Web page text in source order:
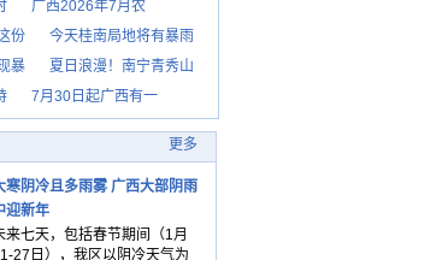
广西2026年7月农
份
今天桂南局地将有暴雨
暴
夏日浪漫！南宁青秀山
7月30日起广西有一
更多
寒阴冷且多雨雾 广西大部阴雨
迎新年
来七天，包括春节期间（1月
27日），我区以阴冷天气为